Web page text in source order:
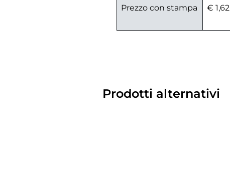
Prezzo con stampa € 1,62
Prodotti alternativi